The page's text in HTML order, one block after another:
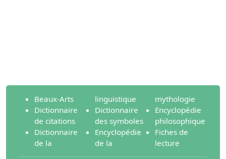
Beaux-Arts
Dictionnaire
de citations
Dictionnaire
de la
linguistique
Dictionnaire
des symboles
Encyclopédie
de la
mythologie
Encyclopédie
philosophique
Fiches de
lecture